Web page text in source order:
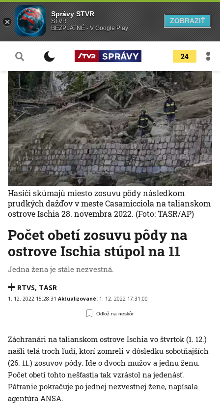
24
Počet obetí zosuvu pôdy na
ostrove Ischia stúpol na 11
Jedna žena je stále nezvestná.
RTVS, TASR
1. 12. 2022 15:28:31 Aktualizované: 1. 12. 2022 17:31:00
Odlož na neskôr
Hasiči skúmajú miesto zosuvu pôdy následkom
prudkých dažďov v meste Casamicciola na talianskom
ostrove Ischia 28. novembra 2022. (Foto: TASR/AP)
Záchranári na talianskom ostrove Ischia vo štvrtok (1. 12.)
našli telá troch ľudí, ktorí zomreli v dôsledku sobotňajších
(26. 11.) zosuvov pôdy. Ide o dvoch mužov a jednu ženu.
Počet obetí tohto nešťastia tak vzrástol na jedenásť.
Pátranie pokračuje po jednej nezvestnej žene, napísala
agentúra ANSA.
Správy STVR
STVR
BEZPLATNÉ - V Google Play
ZOBRAZIŤ